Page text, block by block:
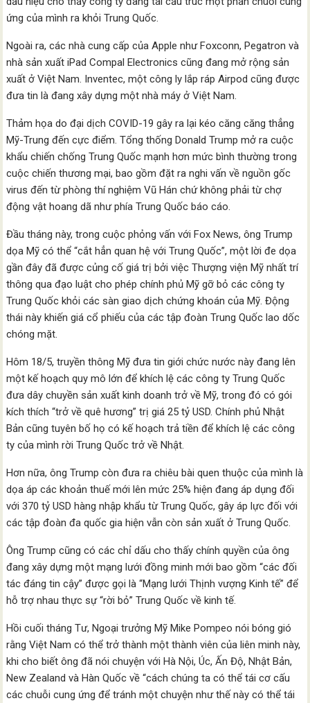
ứng của mình ra khỏi Trung Quốc.
Ngoài ra, các nhà cung cấp của Apple như Foxconn, Pegatron và
nhà sản xuất iPad Compal Electronics cũng đang mở rộng sản
xuất ở Việt Nam. Inventec, một công ly lắp ráp Airpod cũng được
đưa tin là đang xây dựng một nhà máy ở Việt Nam.
Thảm họa do đại dịch COVID-19 gây ra lại kéo căng căng thẳng
Mỹ-Trung đến cực điểm. Tổng thống Donald Trump mở ra cuộc
khẩu chiến chống Trung Quốc mạnh hơn mức bình thường trong
cuộc chiến thương mại, bao gồm đặt ra nghi vấn về nguồn gốc
virus đến từ phòng thí nghiệm Vũ Hán chứ không phải từ chợ
động vật hoang dã như phía Trung Quốc báo cáo.
Đầu tháng này, trong cuộc phỏng vấn với Fox News, ông Trump
dọa Mỹ có thể “cắt hẳn quan hệ với Trung Quốc”, một lời đe dọa
gần đây đã được củng cố giá trị bởi việc Thượng viện Mỹ nhất trí
thông qua đạo luật cho phép chính phủ Mỹ gỡ bỏ các công ty
Trung Quốc khỏi các sàn giao dịch chứng khoán của Mỹ. Động
thái này khiến giá cổ phiếu của các tập đoàn Trung Quốc lao dốc
chóng mặt.
Hôm 18/5, truyền thông Mỹ đưa tin giới chức nước này đang lên
một kế hoạch quy mô lớn để khích lệ các công ty Trung Quốc
đưa dây chuyền sản xuất kinh doanh trở về Mỹ, trong đó có gói
kích thích “trở về quê hương” trị giá 25 tỷ USD. Chính phủ Nhật
Bản cũng tuyên bố họ có kế hoạch trả tiền để khích lệ các công
ty của mình rời Trung Quốc trở về Nhật.
Hơn nữa, ông Trump còn đưa ra chiêu bài quen thuộc của mình là
dọa áp các khoản thuế mới lên mức 25% hiện đang áp dụng đối
với 370 tỷ USD hàng nhập khẩu từ Trung Quốc, gây áp lực đối với
các tập đoàn đa quốc gia hiện vẫn còn sản xuất ở Trung Quốc.
Ông Trump cũng có các chỉ dấu cho thấy chính quyền của ông
đang xây dựng một mạng lưới đồng minh mới bao gồm “các đối
tác đáng tin cậy” được gọi là “Mạng lưới Thịnh vượng Kinh tế” để
hỗ trợ nhau thực sự “rời bỏ” Trung Quốc về kinh tế.
Hồi cuối tháng Tư, Ngoại trưởng Mỹ Mike Pompeo nói bóng gió
rằng Việt Nam có thể trở thành một thành viên của liên minh này,
khi cho biết ông đã nói chuyện với Hà Nội, Úc, Ấn Độ, Nhật Bản,
New Zealand và Hàn Quốc về “cách chúng ta có thể tái cơ cấu
các chuỗi cung ứng để tránh một chuyện như thế này có thể tái